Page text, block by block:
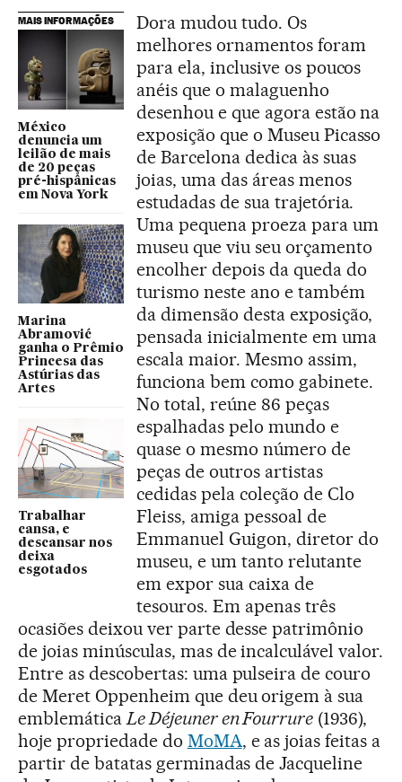
MAIS INFORMAÇÕES
México
denuncia um
leilão de mais
de 20 peças
pré-hispânicas
em Nova York
Marina
Abramović
ganha o Prêmio
Princesa das
Astúrias das
Artes
Trabalhar
cansa, e
descansar nos
deixa
esgotados
Dora mudou tudo. Os
melhores ornamentos foram
para ela, inclusive os poucos
anéis que o malaguenho
desenhou e que agora estão na
exposição que o Museu Picasso
de Barcelona dedica às suas
joias, uma das áreas menos
estudadas de sua trajetória.
Uma pequena proeza para um
museu que viu seu orçamento
encolher depois da queda do
turismo neste ano e também
da dimensão desta exposição,
pensada inicialmente em uma
escala maior. Mesmo assim,
funciona bem como gabinete.
No total, reúne 86 peças
espalhadas pelo mundo e
quase o mesmo número de
peças de outros artistas
cedidas pela coleção de Clo
Fleiss, amiga pessoal de
Emmanuel Guigon, diretor do
museu, e um tanto relutante
em expor sua caixa de
tesouros. Em apenas três
ocasiões deixou ver parte desse patrimônio
de joias minúsculas, mas de incalculável valor.
Entre as descobertas: uma pulseira de couro
de Meret Oppenheim que deu origem à sua
emblemáticaLe Déjeuner en Fourrure (1936),
hoje propriedade do MoMA, e as joias feitas a
partir de batatas germinadas de Jacqueline